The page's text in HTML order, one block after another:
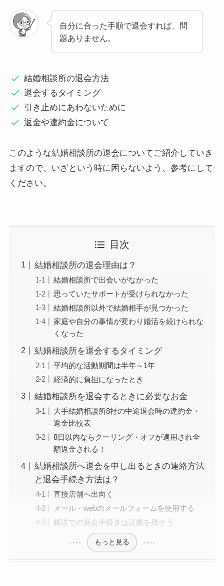
自分に合った手順で退会すれば、問
題ありません。
結婚相談所の退会方法
退会するタイミング
引き止めにあわないために
返金や違約金について
このような結婚相談所の退会についてご紹介していき
ますので、いざという時に困らないよう、参考にして
ください。
目次
結婚相談所の退会理由は？
結婚相談所で出会いがなかった
思っていたサポートが受けられなかった
結婚相談所以外で結婚相手が見つかった
家庭や自分の事情が変わり婚活を続けられな
くなった
結婚相談所を退会するタイミング
平均的な活動期間は半年～1年
経済的に負担になったとき
結婚相談所を退会するときに必要なお金
大手結婚相談所8社の中途退会時の違約金・
返金比較表
8日以内ならクーリング・オフが適用され全
額返金される！
結婚相談所へ退会を申し出るときの連絡方法
と退会手続き方法は？
直接店舗へ出向く
メール・webのメールフォームを使用する
郵送での退会手続きは証拠を残そう
もっと見る